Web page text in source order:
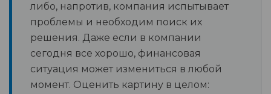
либо, напротив, компания испытывает
проблемы и необходим поиск их
решения. Даже если в компании
сегодня все хорошо, финансовая
ситуация может измениться в любой
момент. Оценить картину в целом: